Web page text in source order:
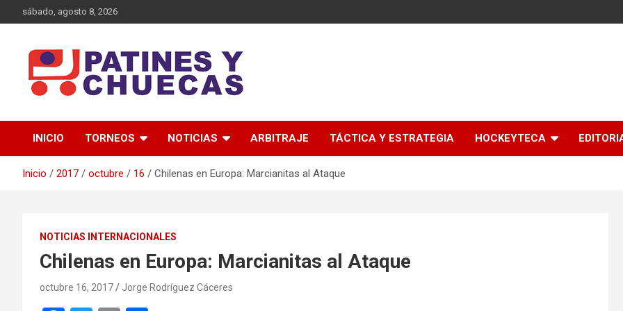
al
sábado, agosto 8, 2026
Patines y Chuecas
INICIO TORNEOS NOTICIAS ARBITRAJE TÁCTICA Y ESTRATEGIA HOCKEYTECA
Inicio 2017 octubre 16 Chilenas en Europa: Marcianitas al Ataque
NOTICIAS INTERNACIONALES
Chilenas en Europa: Marcianitas al Ataque
octubre 16, 2017 Jorge Rodríguez Cáceres